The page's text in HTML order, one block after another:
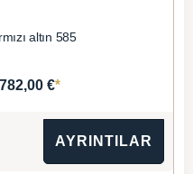
altın 585
€*
AYRINTILAR